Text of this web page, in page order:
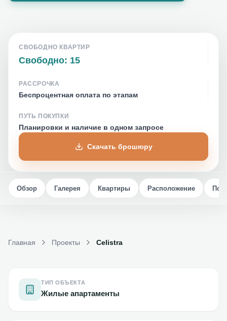
СВОБОДНО КВАРТИР
Свободно: 15
РАССРОЧКА
Беспроцентная оплата по этапам
ПУТЬ ПОКУПКИ
Планировки и наличие в одном запросе
Скачать брошюру
Обзор Галерея Квартиры Расположение
Главная Проекты Celistra
ТИП ОБЪЕКТА
Жилые апартаменты